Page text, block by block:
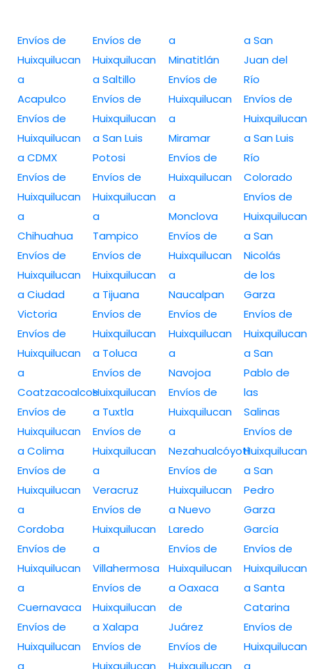
Envíos de
Huixquilucan
a
Acapulco
Envíos de
Huixquilucan
a CDMX
Envíos de
Huixquilucan
a
Chihuahua
Envíos de
Huixquilucan
a Ciudad
Victoria
Envíos de
Huixquilucan
a
Coatzacoalcos
Envíos de
Huixquilucan
a Colima
Envíos de
Huixquilucan
a
Cordoba
Envíos de
Huixquilucan
a
Cuernavaca
Envíos de
Huixquilucan
a
Envíos de
Huixquilucan
a Saltillo
Envíos de
Huixquilucan
a San Luis
Potosi
Envíos de
Huixquilucan
a
Tampico
Envíos de
Huixquilucan
a Tijuana
Envíos de
Huixquilucan
a Toluca
Envíos de
Huixquilucan
a Tuxtla
Envíos de
Huixquilucan
a
Veracruz
Envíos de
Huixquilucan
a
Villahermosa
Envíos de
Huixquilucan
a Xalapa
Envíos de
Huixquilucan
a
Minatitlán
Envíos de
Huixquilucan
a
Miramar
Envíos de
Huixquilucan
a
Monclova
Envíos de
Huixquilucan
a
Naucalpan
Envíos de
Huixquilucan
a
Navojoa
Envíos de
Huixquilucan
a
Nezahualcóyotl
Envíos de
Huixquilucan
a Nuevo
Laredo
Envíos de
Huixquilucan
a Oaxaca
de
Juárez
Envíos de
Huixquilucan
a San
Juan del
Río
Envíos de
Huixquilucan
a San Luis
Río
Colorado
Envíos de
Huixquilucan
a San
Nicolás
de los
Garza
Envíos de
Huixquilucan
a San
Pablo de
las
Salinas
Envíos de
Huixquilucan
a San
Pedro
Garza
García
Envíos de
Huixquilucan
a Santa
Catarina
Envíos de
Huixquilucan
a